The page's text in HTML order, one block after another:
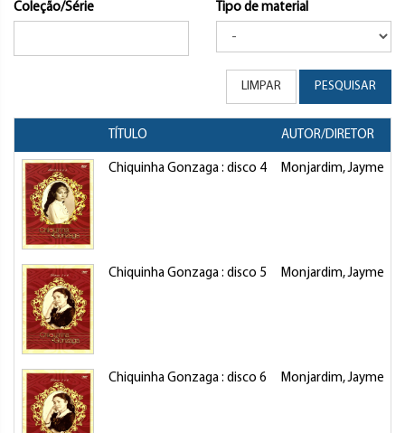
Coleção/Série Tipo de material
LIMPAR PESQUISAR
TÍTULO AUTOR/DIRETOR
Chiquinha Gonzaga : disco 4 Monjardim, Jayme
Chiquinha Gonzaga : disco 5 Monjardim, Jayme
Chiquinha Gonzaga : disco 6 Monjardim, Jayme